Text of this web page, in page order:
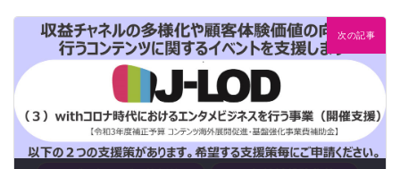
次の記事